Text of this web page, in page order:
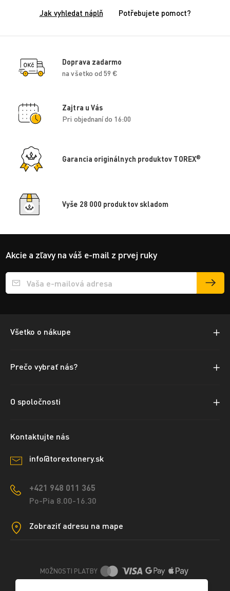
Jak vyhledat náplň Potřebujete pomoct?
Doprava zadarmo
na všetko od 59 €
Zajtra u Vás
Pri objednaní do 16:00
Garancia originálnych produktov TOREX®
Vyše 28 000 produktov skladom
Akcie a zľavy na váš e-mail z prvej ruky
Přihlášení e-mailu k odběru
Všetko o nákupe
Prečo vybrať nás?
O spoločnosti
Kontaktujte nás
info@torextonery.sk
+421 948 011 365
Po-Pia 8.00-16.30
Zobraziť adresu na mape
MOŽNOSTI PLATBY